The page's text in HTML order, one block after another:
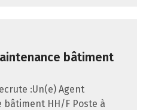
bâtiment
:Un(e) Agent
HH/F Poste à